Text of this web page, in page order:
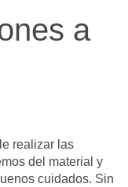
a
realizar las
del material y
cuidados. Sin